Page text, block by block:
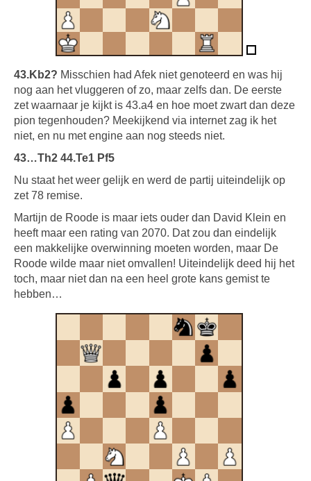
43.Kb2? Misschien had Afek niet genoteerd en was hij
nog aan het vluggeren of zo, maar zelfs dan. De eerste
zet waarnaar je kijkt is 43.a4 en hoe moet zwart dan deze
pion tegenhouden? Meekijkend via internet zag ik het
niet, en nu met engine aan nog steeds niet.
43…Th2 44.Te1 Pf5
Nu staat het weer gelijk en werd de partij uiteindelijk op
zet 78 remise.
Martijn de Roode is maar iets ouder dan David Klein en
heeft maar een rating van 2070. Dat zou dan eindelijk
een makkelijke overwinning moeten worden, maar De
Roode wilde maar niet omvallen! Uiteindelijk deed hij het
toch, maar niet dan na een heel grote kans gemist te
hebben…